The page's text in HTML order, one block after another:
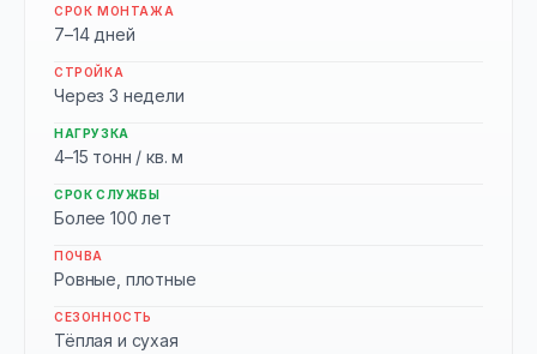
СРОК МОНТАЖА
7–14 дней
СТРОЙКА
Через 3 недели
НАГРУЗКА
4–15 тонн / кв. м
СРОК СЛУЖБЫ
Более 100 лет
ПОЧВА
Ровные, плотные
СЕЗОННОСТЬ
Тёплая и сухая